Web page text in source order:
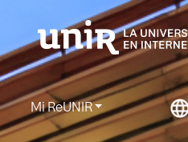
Mi ReUNIR